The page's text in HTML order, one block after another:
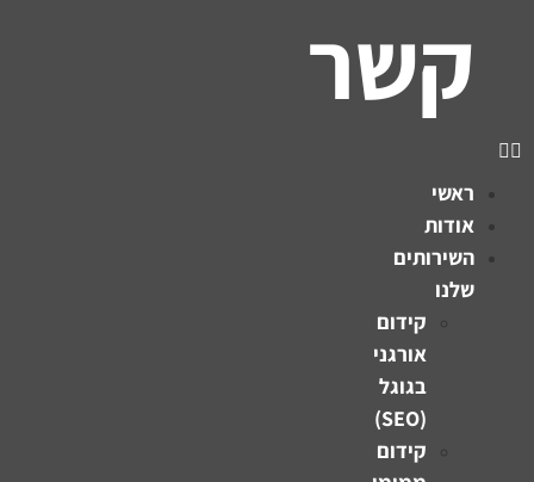
קשר
ראשי
אודות
השירותים
שלנו
קידום
אורגני
בגוגל
(SEO)
קידום